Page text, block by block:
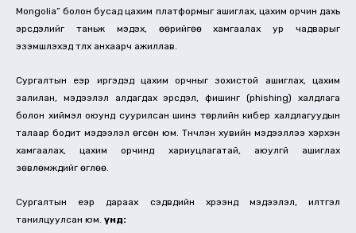
Mongolia” болон бусад цахим платформыг ашиглах, цахим орчин дахь
эрсдэлийг таньж мэдэх, өөрийгөө хамгаалах ур чадварыг
эзэмшүүлэхэд түлхүү анхаарч ажиллав.
Сургалтын үеэр иргэдэд цахим орчныг зохистой ашиглах, цахим
залилан, мэдээлэл алдагдах эрсдэл, фишинг (phishing) халдлага
болон хиймэл оюунд суурилсан шинэ төрлийн кибер халдлагуудын
талаар бодит мэдээлэл өгсөн юм. Түүнчлэн хувийн мэдээллээ хэрхэн
хамгаалах, цахим орчинд хариуцлагатай, аюулгүй ашиглах
зөвлөмжүүдийг өглөө.
Сургалтын үеэр дараах сэдвүүдийн хүрээнд мэдээлэл, илтгэл
танилцуулсан юм. Үүнд: